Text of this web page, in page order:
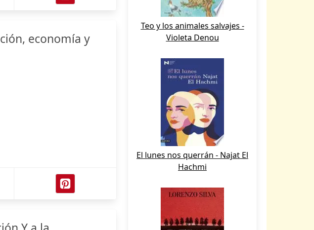
economía y
Teo y los animales salvajes -
Violeta Denou
El lunes nos querrán - Najat El
Hachmi